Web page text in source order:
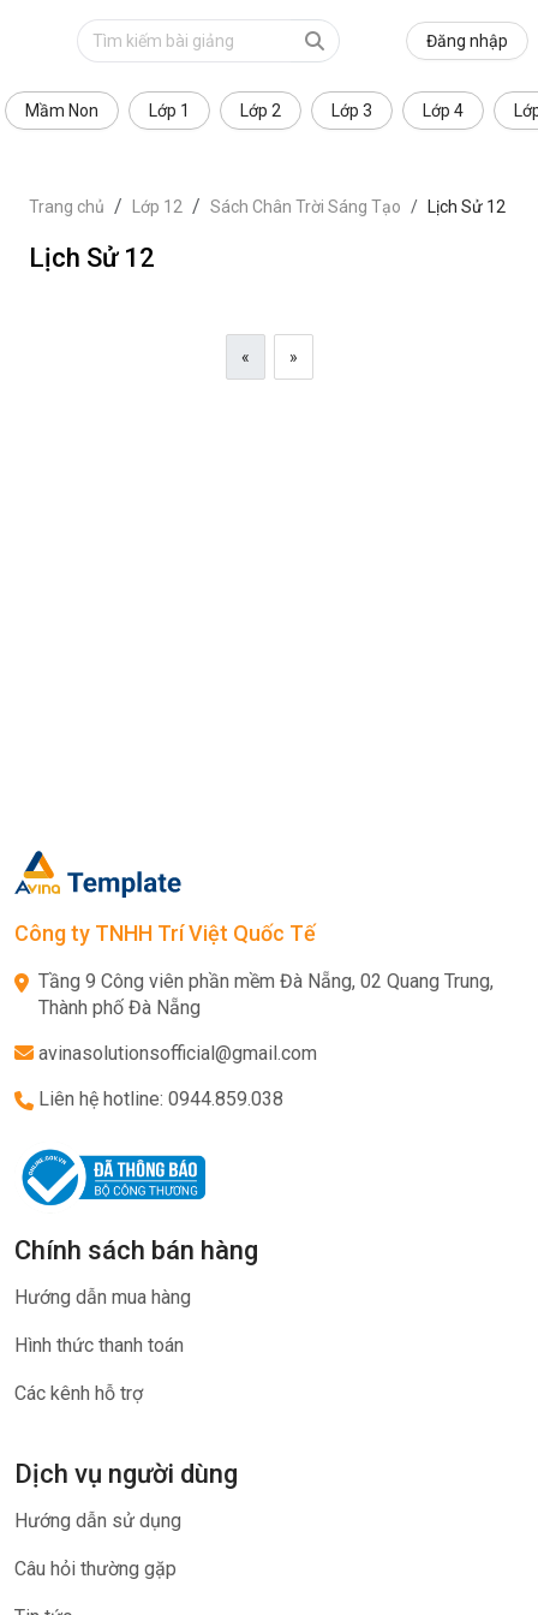
Đăng nhập
Mầm Non Lớp 1 Lớp 2 Lớp 3 Lớp 4
Trang chủ Lớp 12 Sách Chân Trời Sáng Tạo Lịch Sử 12
Lịch Sử 12
« »
Công ty TNHH Trí Việt Quốc Tế
Tầng 9 Công viên phần mềm Đà Nẵng, 02 Quang Trung,
Thành phố Đà Nẵng
avinasolutionsofficial@gmail.com
Liên hệ hotline: 0944.859.038
Chính sách bán hàng
Hướng dẫn mua hàng
Hình thức thanh toán
Các kênh hỗ trợ
Dịch vụ người dùng
Hướng dẫn sử dụng
Câu hỏi thường gặp